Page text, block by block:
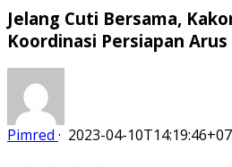
Jelang Cuti Bersama,
Koordinasi Persiapan
Pimred · 2023-04-